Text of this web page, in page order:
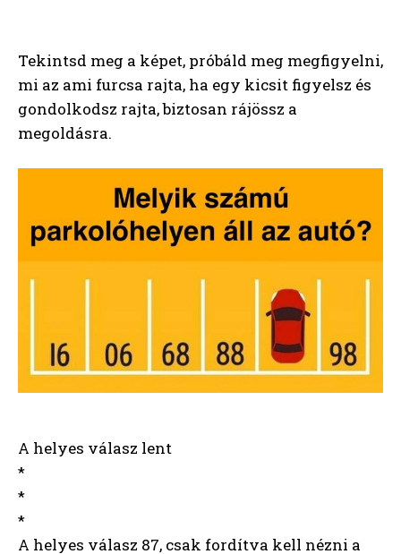
Tekintsd meg a képet, próbáld meg megfigyelni,
mi az ami furcsa rajta, ha egy kicsit figyelsz és
gondolkodsz rajta, biztosan rájössz a
megoldásra.
A helyes válasz lent
*
*
*
A helyes válasz 87, csak fordítva kell nézni a